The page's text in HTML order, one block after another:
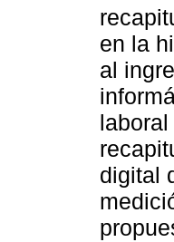
en la
al
digital